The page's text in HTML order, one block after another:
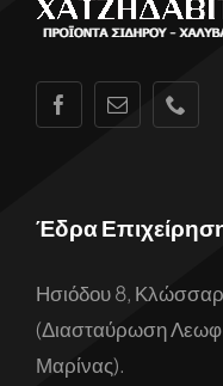
Έδρα
Ησιόδου 8,
(Διασταύρωση
Μαρίνας).